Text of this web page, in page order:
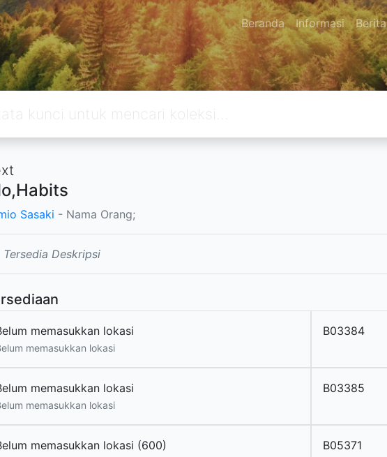
Beranda Informasi Berita
Sasaki - Nama Orang;
Tersedia Deskripsi
memasukkan lokasi
memasukkan lokasi
B03384
memasukkan lokasi
memasukkan lokasi
B03385
memasukkan lokasi (600) B05371